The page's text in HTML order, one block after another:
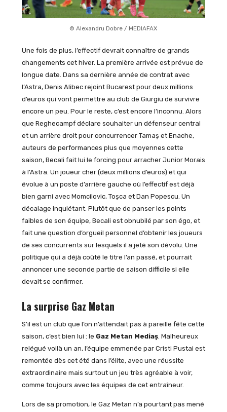
© Alexandru Dobre / MEDIAFAX
Une fois de plus, l’effectif devrait connaître de grands
changements cet hiver. La première arrivée est prévue de
longue date. Dans sa dernière année de contrat avec
l’Astra, Denis Alibec rejoint Bucarest pour deux millions
d’euros qui vont permettre au club de Giurgiu de survivre
encore un peu. Pour le reste, c’est encore l’inconnu. Alors
que Reghecampf déclare souhaiter un défenseur central
et un arrière droit pour concurrencer Tamaș et Enache,
auteurs de performances plus que moyennes cette
saison, Becali fait lui le forcing pour arracher Junior Morais
à l’Astra. Un joueur cher (deux millions d’euros) et qui
évolue à un poste d’arrière gauche où l’effectif est déjà
bien garni avec Momcilovic, Toșca et Dan Popescu. Un
décalage inquiétant. Plutôt que de panser les points
faibles de son équipe, Becali est obnubilé par son égo, et
fait une question d’orgueil personnel d’obtenir les joueurs
de ses concurrents sur lesquels il a jeté son dévolu. Une
politique qui a déjà coûté le titre l’an passé, et pourrait
annoncer une seconde partie de saison difficile si elle
devait se confirmer.
La surprise Gaz Metan
S’il est un club que l’on n’attendait pas à pareille fête cette
saison, c’est bien lui : le Gaz Metan Mediaș. Malheureux
relégué voilà un an, l’équipe emmenée par Cristi Pustai est
remontée dès cet été dans l’élite, avec une réussite
extraordinaire mais surtout un jeu très agréable à voir,
comme toujours avec les équipes de cet entraîneur.
Lors de sa promotion, le Gaz Metan n’a pourtant pas mené